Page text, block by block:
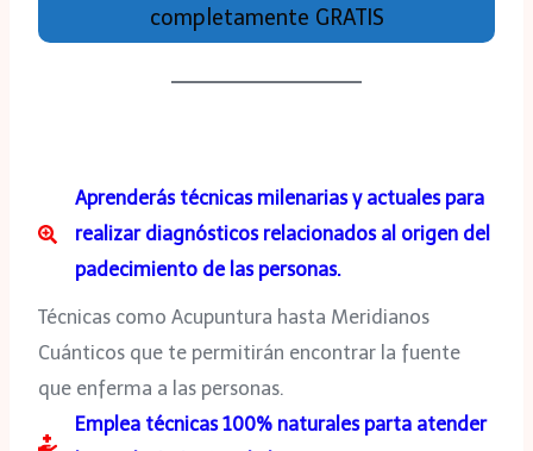
completamente GRATIS
Aprenderás técnicas milenarias y actuales para
realizar diagnósticos relacionados al origen del
padecimiento de las personas.
Técnicas como Acupuntura hasta Meridianos
Cuánticos que te permitirán encontrar la fuente
que enferma a las personas.
Emplea técnicas 100% naturales parta atender